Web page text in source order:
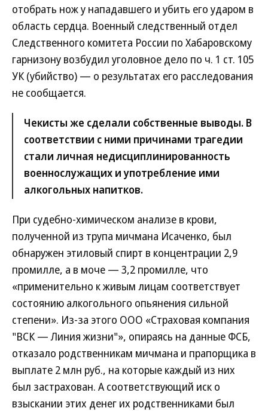
отобрать нож у нападавшего и убить его ударом в
область сердца. Военный следственный отдел
Следственного комитета России по Хабаровскому
гарнизону возбудил уголовное дело по ч. 1 ст. 105
УК (убийство) — о результатах его расследования
не сообщается.
Чекисты же сделали собственные выводы. В
соответствии с ними причинами трагедии
стали личная недисциплинированность
военнослужащих и употребление ими
алкогольных напитков.
При судебно-химическом анализе в крови,
полученной из трупа мичмана Исаченко, был
обнаружен этиловый спирт в концентрации 2,9
промилле, а в моче — 3,2 промилле, что
«применительно к живым лицам соответствует
состоянию алкогольного опьянения сильной
степени». Из-за этого ООО «Страховая компания
"ВСК — Линия жизни"», опираясь на данные ФСБ,
отказало родственникам мичмана и прапорщика в
выплате 2 млн руб., на которые каждый из них
был застрахован. А соответствующий иск о
взыскании этих денег их родственниками был